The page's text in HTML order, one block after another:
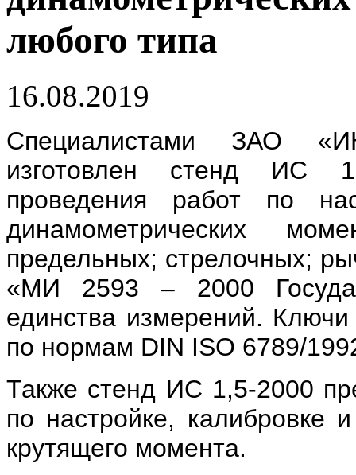
любого типа
16.08.2019
Специалистами ЗАО
изготовлен стенд ИС
проведения работ по
динамометрических
предельных; стрелочных;
«МИ 2593 – 2000
единства измерений.
по нормам DIN ISO 6789/
Также стенд ИС 1,5-2000
по настройке, калибровке
крутящего момента.